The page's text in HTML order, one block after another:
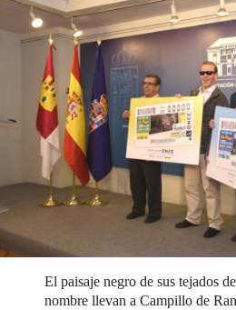
El paisaje negro de sus tejados
nombre llevan a Campillo de